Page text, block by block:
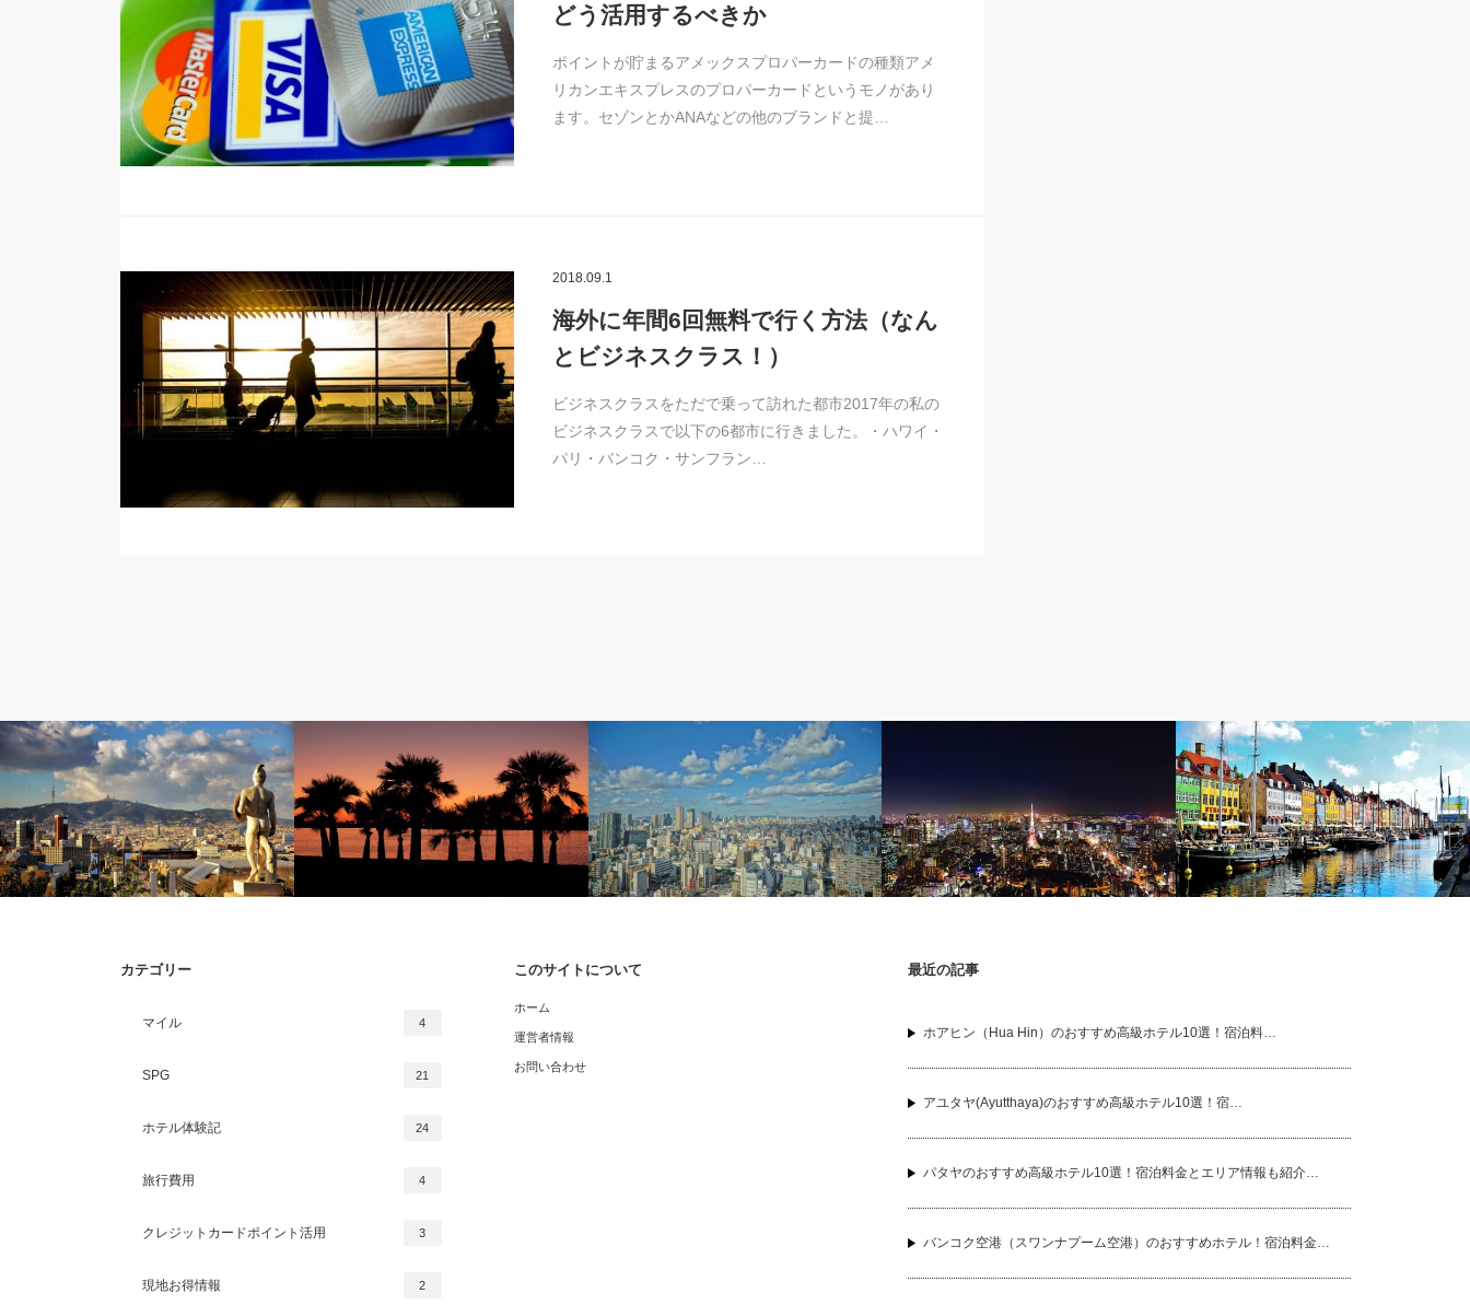
どう活用するべきか
ポイントが貯まるアメックスプロパーカードの種類アメ
リカンエキスプレスのプロパーカードというモノがあり
ます。セゾンとかANAなどの他のブランドと提…
2018.09.1
海外に年間6回無料で行く方法（なん
とビジネスクラス！）
ビジネスクラスをただで乗って訪れた都市2017年の私の
ビジネスクラスで以下の6都市に行きました。・ハワイ・
パリ・バンコク・サンフラン…
の魅力と高級ホテル3選
カリフォルニア南部の人気都市サンディ
エゴのおしゃれ高級ホテル
＠恵比寿 無料宿泊体験記！
スポットとおしゃれ高級ホテル3選
カテゴリー
マイル 4
SPG 21
ホテル体験記 24
旅行費用 4
クレジットカードポイント活用 3
現地お得情報 2
最近の記事
ホアヒン（Hua Hin）のおすすめ高級ホテル10選！宿泊料…
アユタヤ(Ayutthaya)のおすすめ高級ホテル10選！宿…
パタヤのおすすめ高級ホテル10選！宿泊料金とエリア情報も紹介…
バンコク空港（スワンナプーム空港）のおすすめホテル！宿泊料金…
このサイトについて
ホーム
運営者情報
お問い合わせ